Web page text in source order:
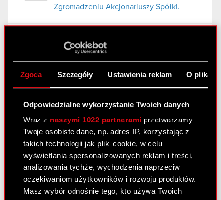
Zgoda Szczegóły Ustawienia reklam O
Odpowiedzialne wykorzystanie Twoich danych
Wraz z naszymi 1022 partnerami przetwarzamy
Twoje osobiste dane, np. adres IP, korzystając z
takich technologii jak pliki cookie, w celu
wyświetlania spersonalizowanych reklam i treści,
analizowania tychże, wychodzenia naprzeciw
oczekiwaniom użytkowników i rozwoju produktów.
Masz wybór odnośnie tego, kto używa Twoich
Zgromadzeniu Akcjonariuszy Spółki.
Raport bieżący nr 7/2014
Uchwały podjęte przez Zwyczajne Walne
Zgromadzenie Akcjonariuszy Spółki
PDF
Załącznik - uchwały podjęte przez
Zwyczajne Walne Zgromadzenie
Akcjonariuszy Spółki
Raport bieżący nr 6/2014
28 kwietnia 2014
Zawarcie umowy ramowej w zakresie